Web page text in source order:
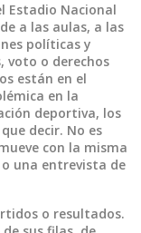
Estadio Nacional
a las aulas, a las
políticas y
voto o derechos
están en el
en la
deportiva, los
decir. No es
con la misma
una entrevista de
o resultados.